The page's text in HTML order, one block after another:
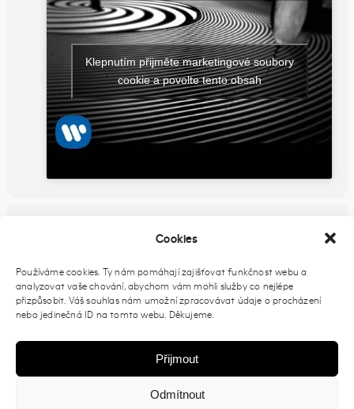
Cookies
Používáme cookies. Ty nám pomáhají zajišťovat funkčnost webu a
analyzovat vaše chování, abychom vám mohli služby co nejlépe
přizpůsobit. Váš souhlas nám umožní zpracovávat údaje o procházení
nebo jedinečná ID na tomto webu. Děkujeme.
Přijmout
Odmítnout
Klepnutím přijměte marketingové soubory
cookie a povolte tento obsah
PŘIDAT DO KALENDÁŘE